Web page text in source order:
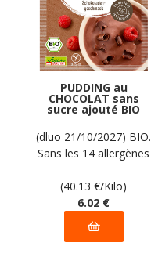
PUDDING au
CHOCOLAT sans
sucre ajouté BIO
vegan sans
allergènes Natura :
(3x50g) = 150g
(dluo 21/10/2027) BIO.
Sans les 14 allergènes
(40.13 €/Kilo)
6.02 €